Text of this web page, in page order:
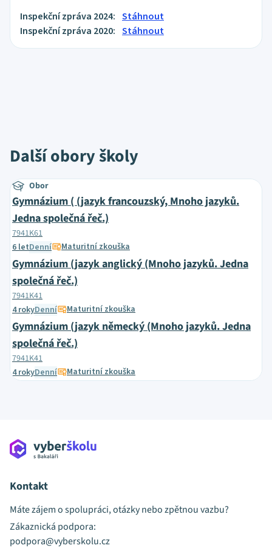
Inspekční zpráva 2024: Stáhnout
Inspekční zpráva 2020: Stáhnout
Další obory školy
Obor
Gymnázium ( (jazyk francouzský, Mnoho jazyků.
Jedna společná řeč.)
7941K61
6 letDenní Maturitní zkouška
Gymnázium (jazyk anglický (Mnoho jazyků. Jedna
společná řeč.)
7941K41
4 rokyDenní Maturitní zkouška
Gymnázium (jazyk německý (Mnoho jazyků. Jedna
společná řeč.)
7941K41
4 rokyDenní Maturitní zkouška
Kontakt
Máte zájem o spolupráci, otázky nebo zpětnou vazbu?
Zákaznická podpora:
podpora@vyberskolu.cz